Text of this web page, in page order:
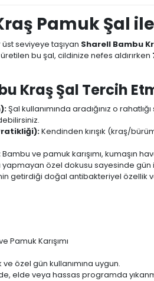
Pamuk Şal
seviyeye taşıyan Sharell Bambu
bu şal, cildinize nefes aldırırken
Kraş Şal Tercih
Şal kullanımında aradığınız o
Kendinden kırışık (kraş/
Bambu ve pamuk karışımı, kumaşın
yapmayan özel dokusu sayesinde gün
getirdiği doğal antibakteriyel özellik
Pamuk Karışımı
özel gün kullanımına uygun.
elde veya hassas programda